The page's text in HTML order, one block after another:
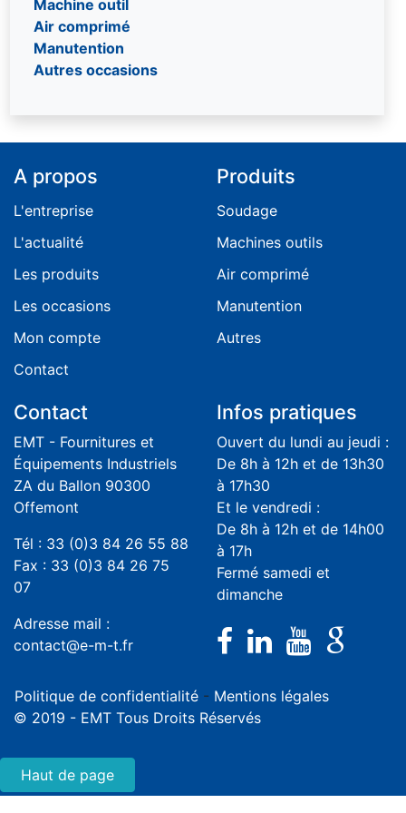
Potence
Treuil
Machine outil
Air comprimé
Manutention
Autres occasions
A propos
L'entreprise
L'actualité
Les produits
Les occasions
Mon compte
Contact
Produits
Soudage
Machines outils
Air comprimé
Manutention
Autres
Contact
EMT - Fournitures et
Équipements Industriels
ZA du Ballon 90300
Offemont
Tél : 33 (0)3 84 26 55 88
Fax : 33 (0)3 84 26 75
07
Adresse mail :
contact@e-m-t.fr
Infos pratiques
Ouvert du lundi au jeudi :
De 8h à 12h et de 13h30
à 17h30
Et le vendredi :
De 8h à 12h et de 14h00
à 17h
Fermé samedi et
dimanche
Politique de confidentialité - Mentions légales
© 2019 - EMT Tous Droits Réservés
Haut de page